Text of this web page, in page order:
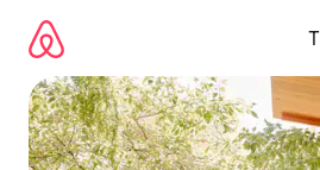
contenido